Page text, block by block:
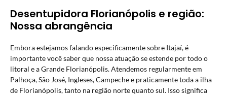
Desentupidora Florianópolis e região:
Nossa abrangência
Embora estejamos falando especificamente sobre Itajaí, é
importante você saber que nossa atuação se estende por todo o
litoral e a Grande Florianópolis. Atendemos regularmente em
Palhoça, São José, Ingleses, Campeche e praticamente toda a ilha
de Florianópolis, tanto na região norte quanto sul. Isso significa